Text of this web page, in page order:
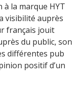
à la marque HYT
visibilité auprès
français jouit
du public, son
différentes pub
positif d’un